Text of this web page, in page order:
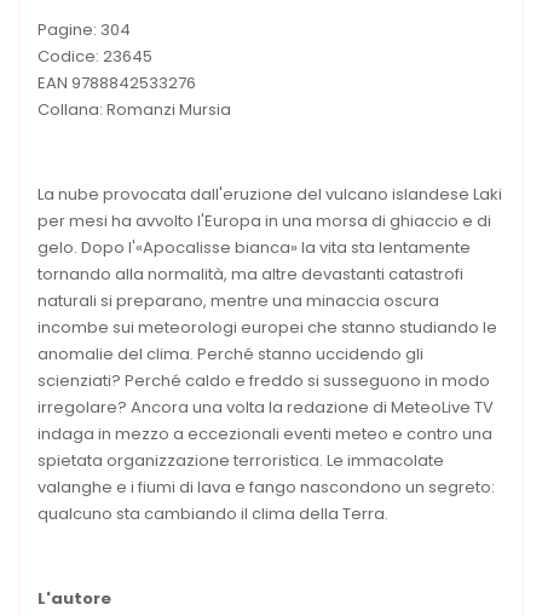
Pagine: 304
Codice: 23645
EAN 9788842533276
Collana: Romanzi Mursia
La nube provocata dall'eruzione del vulcano islandese Laki
per mesi ha avvolto l'Europa in una morsa di ghiaccio e di
gelo. Dopo l'«Apocalisse bianca» la vita sta lentamente
tornando alla normalità, ma altre devastanti catastrofi
naturali si preparano, mentre una minaccia oscura
incombe sui meteorologi europei che stanno studiando le
anomalie del clima. Perché stanno uccidendo gli
scienziati? Perché caldo e freddo si susseguono in modo
irregolare? Ancora una volta la redazione di MeteoLive TV
indaga in mezzo a eccezionali eventi meteo e contro una
spietata organizzazione terroristica. Le immacolate
valanghe e i fiumi di lava e fango nascondono un segreto:
qualcuno sta cambiando il clima della Terra.
L'autore